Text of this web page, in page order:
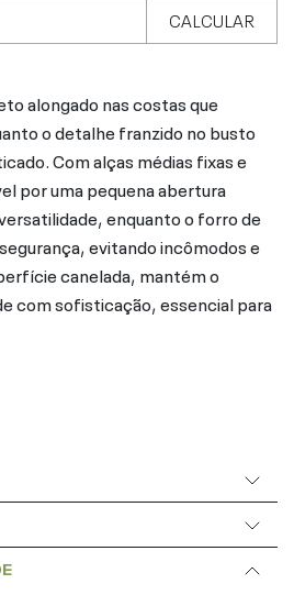
CALCULAR
alongado nas costas que
o detalhe franzido no busto
Com alças médias fixas e
por uma pequena abertura
enquanto o forro de
evitando incômodos e
canelada, mantém o
com sofisticação, essencial para